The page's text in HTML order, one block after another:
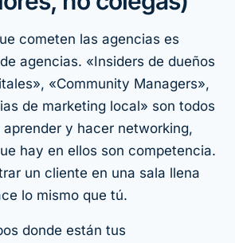
cometen las agencias es
agencias. «Insiders de dueños
«Community Managers»,
de marketing local» son todos
y hacer networking,
hay en ellos son competencia.
un cliente en una sala llena
lo mismo que tú.
donde están tus